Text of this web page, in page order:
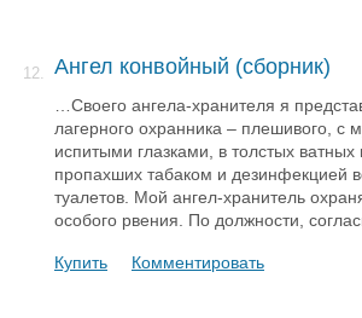
12. Ангел конвойный (сборник)
…Своего ангела-хранителя я
лагерного охранника – плешивого, с
испитыми глазками, в толстых ватных
пропахших табаком и дезинфекцией
туалетов. Мой ангел-хранитель
особого рвения. По должности,
Купить Комментировать